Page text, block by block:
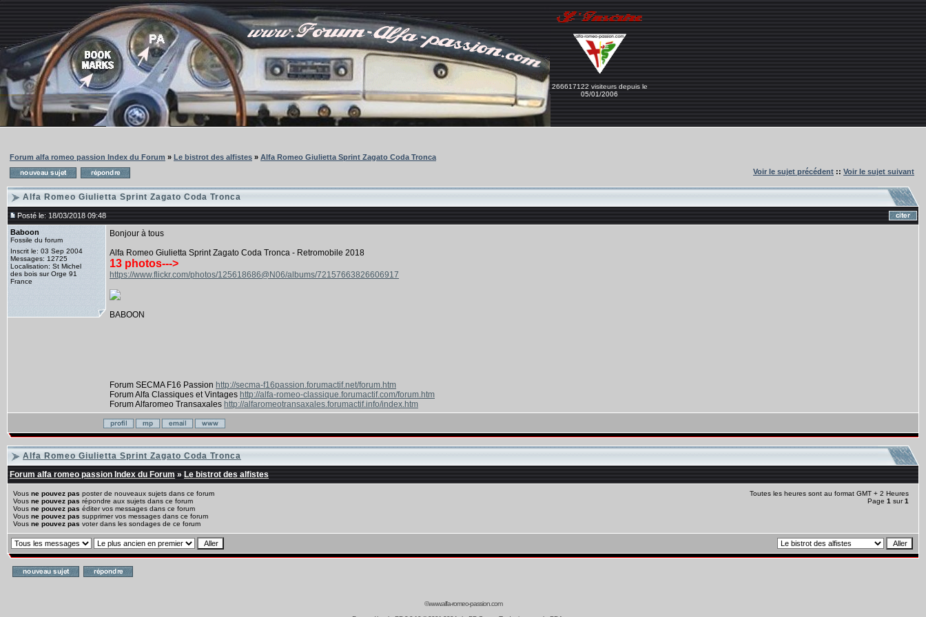
266617122 visiteurs depuis le
05/01/2006
Forum alfa romeo passion Index du Forum » Le bistrot des alfistes » Alfa Romeo Giulietta Sprint Zagato Coda Tronca
Voir le sujet précédent :: Voir le sujet suivant
Alfa Romeo Giulietta Sprint Zagato Coda Tronca
Posté le: 18/03/2018 09:48
Baboon
Fossile du forum
Inscrit le: 03 Sep 2004
Messages: 12725
Localisation: St Michel
des bois sur Orge 91
France
Bonjour à tous
Alfa Romeo Giulietta Sprint Zagato Coda Tronca - Retromobile 2018
13 photos--->
https://www.flickr.com/photos/125618686@N06/albums/72157663826606917
BABOON
Forum SECMA F16 Passion http://secma-f16passion.forumactif.net/forum.htm
Forum Alfa Classiques et Vintages http://alfa-romeo-classique.forumactif.com/forum.htm
Forum Alfaromeo Transaxales http://alfaromeotransaxales.forumactif.info/index.htm
Alfa Romeo Giulietta Sprint Zagato Coda Tronca
Forum alfa romeo passion Index du Forum»Le bistrot des alfistes
Vous ne pouvez pas poster de nouveaux sujets dans ce forum
Vous ne pouvez pas répondre aux sujets dans ce forum
Vous ne pouvez pas éditer vos messages dans ce forum
Vous ne pouvez pas supprimer vos messages dans ce forum
Vous ne pouvez pas voter dans les sondages de ce forum
Toutes les heures sont au format GMT + 2 Heures
Page 1 sur1
©www.alfa-romeo-passion.com